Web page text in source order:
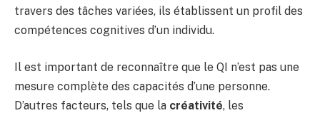
travers des tâches variées, ils établissent un profil des
compétences cognitives d’un individu.
Il est important de reconnaître que le QI n’est pas une
mesure complète des capacités d’une personne.
D’autres facteurs, tels que la créativité, les